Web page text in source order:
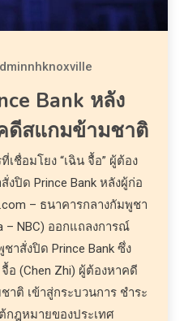
Bank หลัง
ดีสแกมข้ามชาติ
ชื่อมโยง “เฉิน จื้อ” ผู้ต้อง
ปิด Prince Bank หลังผู้ก่อ
– ธนาคารกลางกัมพูชา
– NBC) ออกแถลงการณ์
าสั่งปิด Prince Bank ซึ่ง
อ (Chen Zhi) ผู้ต้องหาคดี
าติ เข้าสู่กระบวนการ ชำระ
กฎหมายของประเทศ